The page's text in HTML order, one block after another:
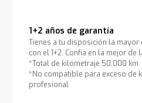
1+2 años de garantía
Tienes a tu disposición la
con el 1+2. Confía en la mejor de
*Total de kilometraje 50.000 km
*No compatible para exceso de
profesional